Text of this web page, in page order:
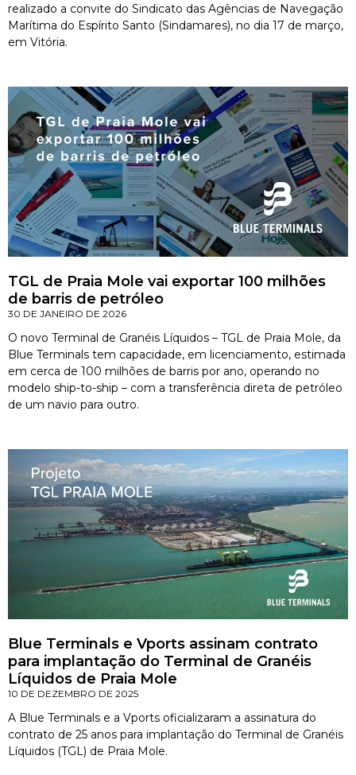
realizado a convite do Sindicato das Agências de Navegação
Marítima do Espírito Santo (Sindamares), no dia 17 de março,
em Vitória.
TGL de Praia Mole vai exportar 100 milhões
de barris de petróleo
30 DE JANEIRO DE 2026
O novo Terminal de Granéis Líquidos – TGL de Praia Mole, da
Blue Terminals tem capacidade, em licenciamento, estimada
em cerca de 100 milhões de barris por ano, operando no
modelo ship-to-ship – com a transferência direta de petróleo
de um navio para outro.
Blue Terminals e Vports assinam contrato
para implantação do Terminal de Granéis
Líquidos de Praia Mole
10 DE DEZEMBRO DE 2025
A Blue Terminals e a Vports oficializaram a assinatura do
contrato de 25 anos para implantação do Terminal de Granéis
Líquidos (TGL) de Praia Mole.